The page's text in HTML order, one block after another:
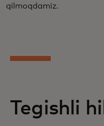
qilmoqdamiz.
Tegishli